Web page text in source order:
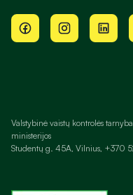
Valstybinė vaistų kontrolės
ministerijos
Studentų g. 45A, Vilnius, +370